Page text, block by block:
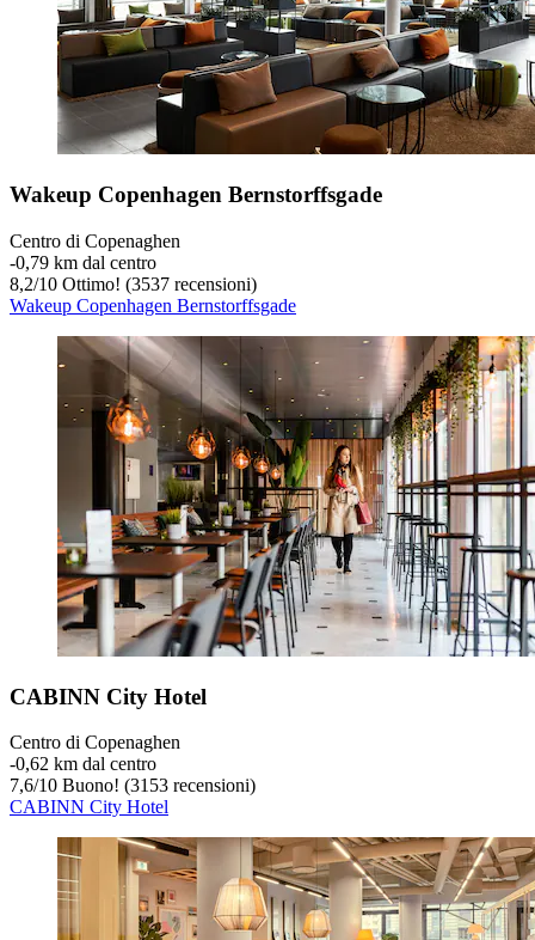
Wakeup Copenhagen Bernstorffsgade
Centro di Copenaghen
‐0,79 km dal centro
8,2/10 Ottimo! (3537 recensioni)
Wakeup Copenhagen Bernstorffsgade
CABINN City Hotel
Centro di Copenaghen
‐0,62 km dal centro
7,6/10 Buono! (3153 recensioni)
CABINN City Hotel